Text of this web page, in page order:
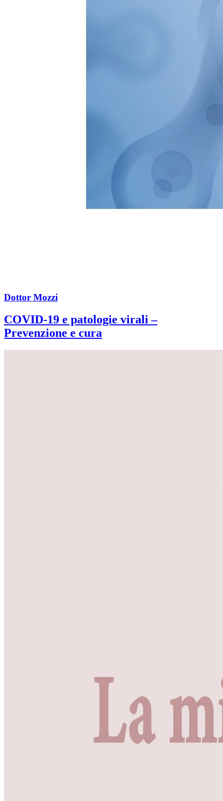
Dottor Mozzi
COVID-19 e patologie virali –
Prevenzione e cura